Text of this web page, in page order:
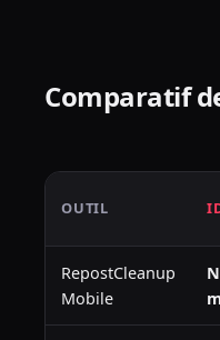
Comparatif
OUTIL
RepostCleanup
Mobile